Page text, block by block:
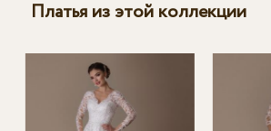
Платья из этой коллекции